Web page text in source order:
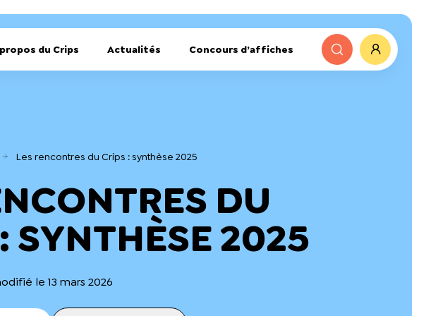
du Crips Actualités Concours d’affiches
Les rencontres du Crips : synthèse 2025
DU
SYNTHÈSE 2025
le 13 mars 2026